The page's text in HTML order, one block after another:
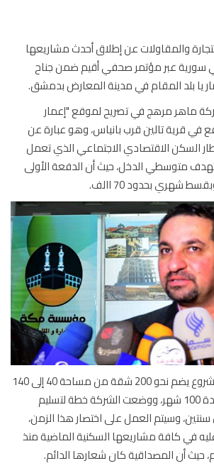
عن إطلاق أحدث مشاريعها
عبر مؤتمر صحفي أقيم ضمن جناح
المقام في مدينة المعارض بدمشق.
ماهر مرهج في تصريح لموقع "إعمار
تالين قرب بانياس، وهو عبارة عن
الاقتصادي الاجتماعي الذي تعمل
الدخل، حيث أن الدفعة الأولى
وأشار مرهج إلى أن المشروع يضم نحو 200 شقة من مساحة 40 إلى 140
متر ستباع بالتقسيط لمدة 100 شهر، ووضعت الشركة خطة لتسليم
وسيتم العمل على اختصار هذا الزمن،
كافة مشاريعها السكنية الماضية منذ